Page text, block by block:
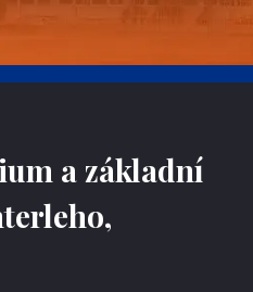
a základní